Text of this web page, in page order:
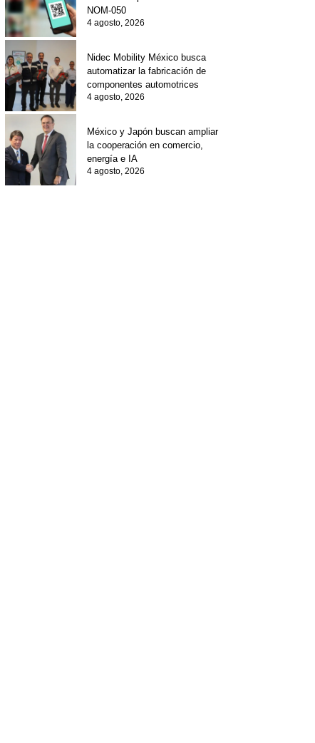
NOM-050
4 agosto, 2026
Nidec Mobility México busca
automatizar la fabricación de
componentes automotrices
4 agosto, 2026
México y Japón buscan ampliar
la cooperación en comercio,
energía e IA
4 agosto, 2026